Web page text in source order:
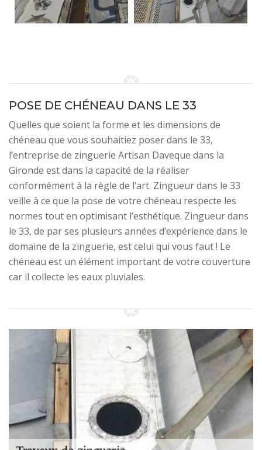
POSE DE CHÉNEAU DANS LE 33
Quelles que soient la forme et les dimensions de
chéneau que vous souhaitiez poser dans le 33,
l’entreprise de zinguerie Artisan Daveque dans la
Gironde est dans la capacité de la réaliser
conformément à la règle de l’art. Zingueur dans le 33
veille à ce que la pose de votre chéneau respecte les
normes tout en optimisant l’esthétique. Zingueur dans
le 33, de par ses plusieurs années d’expérience dans le
domaine de la zinguerie, est celui qui vous faut ! Le
chéneau est un élément important de votre couverture
car il collecte les eaux pluviales.